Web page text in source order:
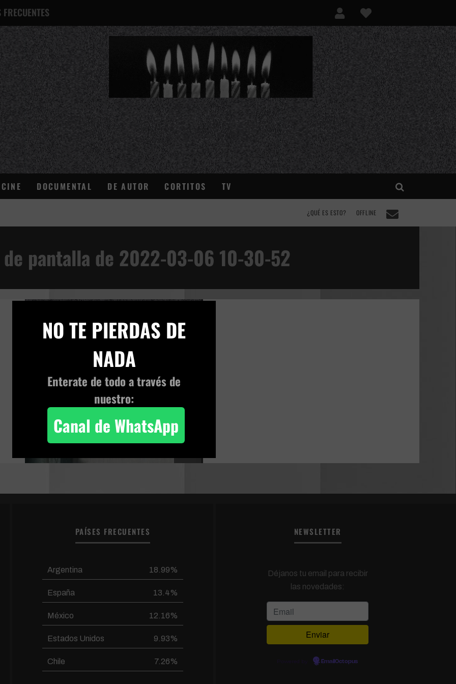
¿QUÉ ES ESTO?
CINE DOCUMENTAL DE AUTOR CORTITOS TV
¿QUÉ ES ESTO? OFFLINE
pantalla de 2022-03-06 10-30-52
PAÍSES FRECUENTES
Argentina 18.99%
España 13.4%
México 12.16%
Estados Unidos 9.93%
Chile 7.26%
NEWSLETTER
Déjanos tu email para recibir
las novedades:
EmailOctopus
NO TE PIERDAS DE
NADA
Enterate de todo a través de
nuestro:
Canal de WhatsApp